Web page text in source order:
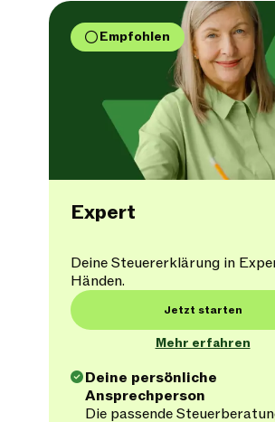
Empfohlen
Expert
Deine Steuererklärung in
Händen.
Jetzt starten
Mehr erfahren
Deine persönliche
Ansprechperson
Die passende